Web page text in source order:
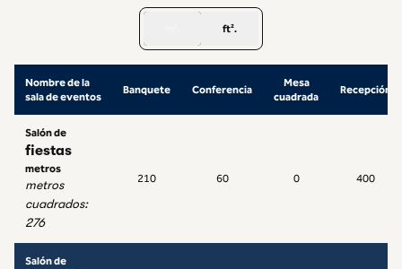
ft².
Nombre de la
sala de eventos
Banquete Conferencia
Mesa
cuadrada
Recepción
Salón de
fiestas
metros
metros
cuadrados:
276
210 60 0 400
Salón de